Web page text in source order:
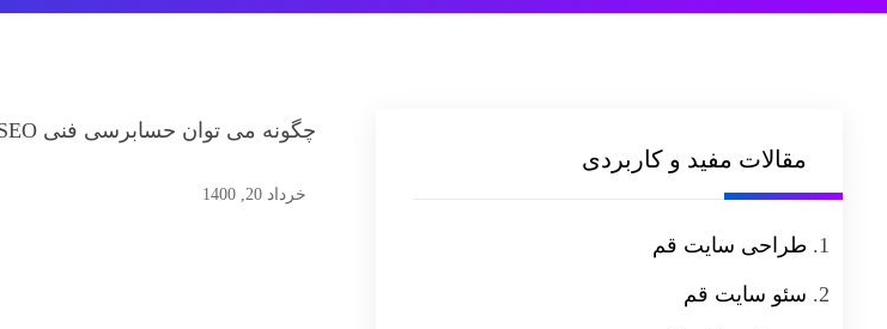
چگونه می توان حسابرسی فنی SEO را در 7 مرحله انجام داد (به علاوه یک میانبر 60 ثانیه ای)
خرداد 20, 1400
مقالات مفید و کاربردی
طراحی سایت قم
سئو سایت قم